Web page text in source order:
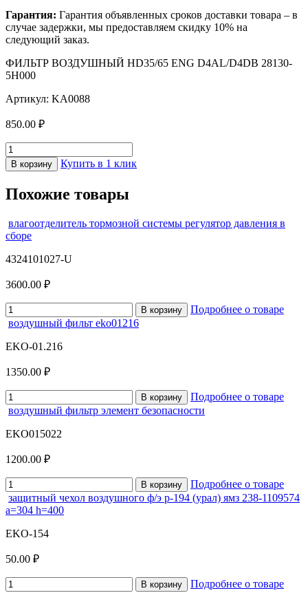
Гарантия: Гарантия объявленных сроков доставки товара – в
случае задержки, мы предоставляем скидку 10% на
следующий заказ.
ФИЛЬТР ВОЗДУШНЫЙ HD35/65 ENG D4AL/D4DB 28130-
5H000
Артикул: KA0088
850.00 ₽
В корзину Купить в 1 клик
Похожие товары
влагоотделитель тормозной системы регулятор давления в
сборе
4324101027-U
3600.00 ₽
В корзину
Подробнее о товаре
воздушный фильт eko01216
EKO-01.216
1350.00 ₽
В корзину
Подробнее о товаре
воздушный фильтр элемент безопасности
EKO015022
1200.00 ₽
В корзину
Подробнее о товаре
защитный чехол воздушного ф/э р-194 (урал) ямз 238-1109574
а=304 h=400
EKO-154
50.00 ₽
В корзину Подробнее о товаре